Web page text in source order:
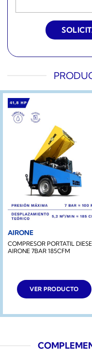
AIRONE
COMPRESOR PORTATIL
AIRONE 7BAR 185CFM
VER PRODUCTO